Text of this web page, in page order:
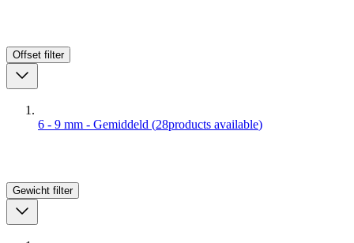
Offset filter
6 - 9 mm - Gemiddeld (28products available)
Gewicht filter